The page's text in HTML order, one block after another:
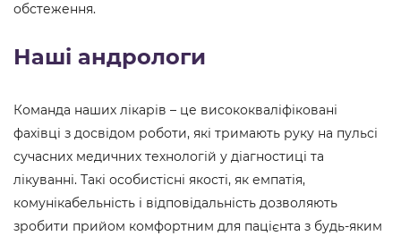
обстеження.
Наші андрологи
Команда наших лікарів – це висококваліфіковані
фахівці з досвідом роботи, які тримають руку на пульсі
сучасних медичних технологій у діагностиці та
лікуванні. Такі особистісні якості, як емпатія,
комунікабельність і відповідальність дозволяють
зробити прийом комфортним для пацієнта з будь-яким